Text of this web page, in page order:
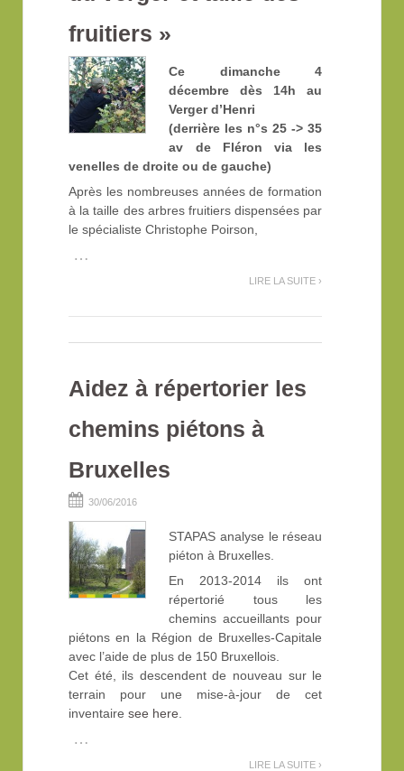
fruitiers »
Ce dimanche 4
décembre dès 14h au
Verger d’Henri
(derrière les n°s 25 -> 35
av de Fléron via les
venelles de droite ou de gauche)
Après les nombreuses années de formation
à la taille des arbres fruitiers dispensées par
le spécialiste Christophe Poirson,
…
LIRE LA SUITE ›
Aidez à répertorier les
chemins piétons à
Bruxelles
30/06/2016
STAPAS analyse le réseau
piéton à Bruxelles.
En 2013-2014 ils ont
répertorié tous les
chemins accueillants pour
piétons en la Région de Bruxelles-Capitale
avec l’aide de plus de 150 Bruxellois.
Cet été, ils descendent de nouveau sur le
terrain pour une mise-à-jour de cet
inventaire see here
…
LIRE LA SUITE ›